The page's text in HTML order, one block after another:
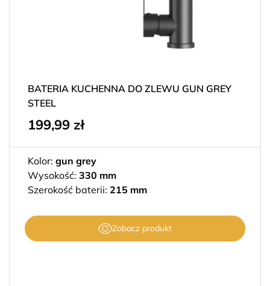
BATERIA KUCHENNA DO ZLEWU GUN GREY
STEEL
199,99 zł
Kolor: gun grey
Wysokość: 330 mm
Szerokość baterii: 215 mm
Zobacz produkt